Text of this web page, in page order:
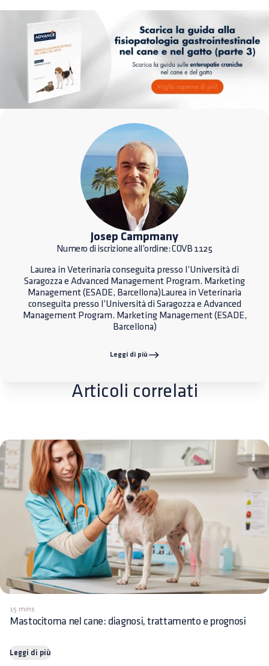
Josep Campmany
Numero di iscrizione all’ordine: COVB 1125
Laurea in Veterinaria conseguita presso l’Università di
Saragozza e Advanced Management Program. Marketing
Management (ESADE, Barcellona)Laurea in Veterinaria
conseguita presso l’Università di Saragozza e Advanced
Management Program. Marketing Management (ESADE,
Barcellona)
Leggi di più
Articoli correlati
15 mins
Mastocitoma nel cane: diagnosi, trattamento e prognosi
Leggi di più